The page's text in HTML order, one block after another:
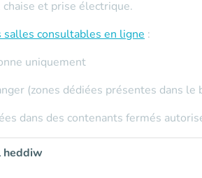
et prise électrique.
salles consultables en ligne :
uniquement
(zones dédiées présentes dans le
dans des contenants fermés
heddiw